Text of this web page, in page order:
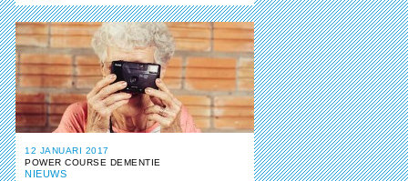
12 JANUARI 2017
POWER COURSE DEMENTIE
NIEUWS